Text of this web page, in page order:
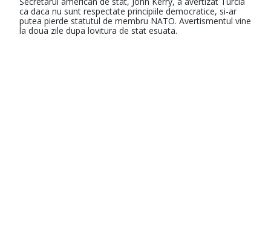
ca daca nu sunt respectate principiile democratice, si-ar
putea pierde statutul de membru NATO. Avertismentul vine
la doua zile dupa lovitura de stat esuata.